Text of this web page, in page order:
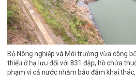
Bộ Nông nghiệp và Môi trường vừa công
thiểu ở hạ lưu đối với 831 đập, hồ chứa
phạm vi cả nước nhằm bảo đảm khai